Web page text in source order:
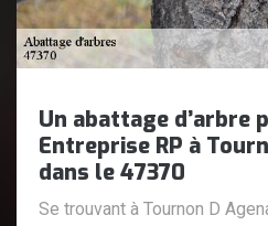
Un abattage d’arbre
Entreprise RP à
dans le 47370
Se trouvant à Tournon D